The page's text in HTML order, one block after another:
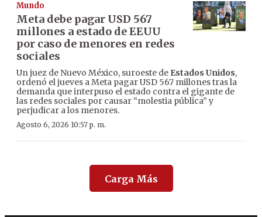
Mundo
Meta debe pagar USD 567
millones a estado de EEUU
por caso de menores en redes
sociales
Un juez de Nuevo México, suroeste de Estados Unidos,
ordenó el jueves a Meta pagar USD 567 millones tras la
demanda que interpuso el estado contra el gigante de
las redes sociales por causar “molestia pública” y
perjudicar a los menores.
Agosto 6, 2026 10:57 p. m.
Carga Más